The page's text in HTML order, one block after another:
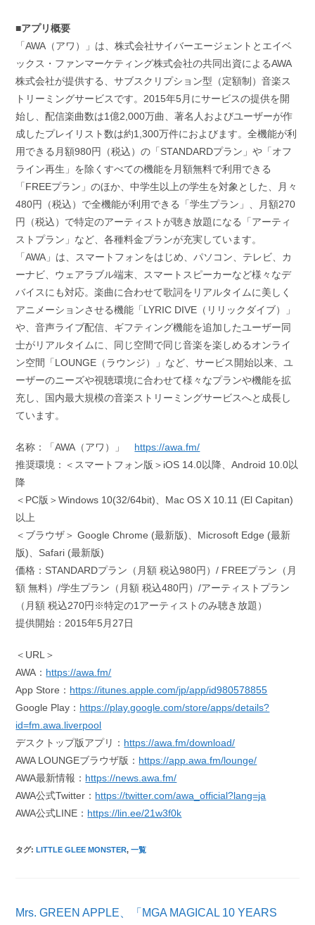
■アプリ概要
「AWA（アワ）」は、株式会社サイバーエージェントとエイベ
ックス・ファンマーケティング株式会社の共同出資によるAWA
株式会社が提供する、サブスクリプション型（定額制）音楽ス
トリーミングサービスです。2015年5月にサービスの提供を開
始し、配信楽曲数は1億2,000万曲、著名人およびユーザーが作
成したプレイリスト数は約1,300万件におよびます。全機能が利
用できる月額980円（税込）の「STANDARDプラン」や「オフ
ライン再生」を除くすべての機能を月額無料で利用できる
「FREEプラン」のほか、中学生以上の学生を対象とした、月々
480円（税込）で全機能が利用できる「学生プラン」、月額270
円（税込）で特定のアーティストが聴き放題になる「アーティ
ストプラン」など、各種料金プランが充実しています。
「AWA」は、スマートフォンをはじめ、パソコン、テレビ、カ
ーナビ、ウェアラブル端末、スマートスピーカーなど様々なデ
バイスにも対応。楽曲に合わせて歌詞をリアルタイムに美しく
アニメーションさせる機能「LYRIC DIVE（リリックダイブ）」
や、音声ライブ配信、ギフティング機能を追加したユーザー同
士がリアルタイムに、同じ空間で同じ音楽を楽しめるオンライ
ン空間「LOUNGE（ラウンジ）」など、サービス開始以来、ユ
ーザーのニーズや視聴環境に合わせて様々なプランや機能を拡
充し、国内最大規模の音楽ストリーミングサービスへと成長し
ています。
名称：「AWA（アワ）」 https://awa.fm/
推奨環境：＜スマートフォン版＞iOS 14.0以降、Android 10.0以
降
＜PC版＞Windows 10(32/64bit)、Mac OS X 10.11 (El Capitan)
以上
＜ブラウザ＞ Google Chrome (最新版)、Microsoft Edge (最新
版)、Safari (最新版)
価格：STANDARDプラン（月額 税込980円）/ FREEプラン（月
額 無料）/学生プラン（月額 税込480円）/アーティストプラン
（月額 税込270円※特定の1アーティストのみ聴き放題）
提供開始：2015年5月27日
＜URL＞
AWA： https://awa.fm/
App Store： https://itunes.apple.com/jp/app/id980578855
Google Play： https://play.google.com/store/apps/details?
id=fm.awa.liverpool
デスクトップ版アプリ： https://awa.fm/download/
AWA LOUNGEブラウザ版： https://app.awa.fm/lounge/
AWA最新情報： https://news.awa.fm/
AWA公式Twitter： https://twitter.com/awa_official?lang=ja
AWA公式LINE： https://lin.ee/21w3f0k
タグ:LITTLE GLEE MONSTER, 一覧
の
Mrs. GREEN APPLE、「MGA MAGICAL 10 YEARS